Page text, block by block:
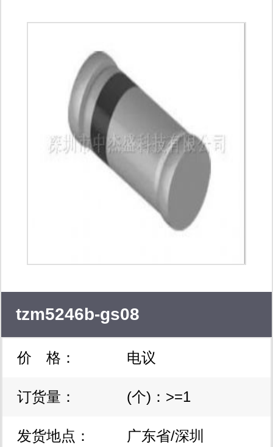
理产品、电源、测试与测量。
tzm5246b-gs08
价 格： 电议
订货量： (个)：>=1
发货地点： 广东省/深圳